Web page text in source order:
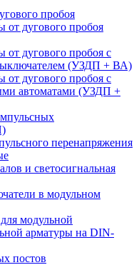
пробоя
от дугового пробоя
от дугового пробоя с
(УЗДП + ВА)
от дугового пробоя с
автоматами (УЗДП +
перенапряжения
и светосигнальная
в модульном
модульной
арматуры на DIN-
постов